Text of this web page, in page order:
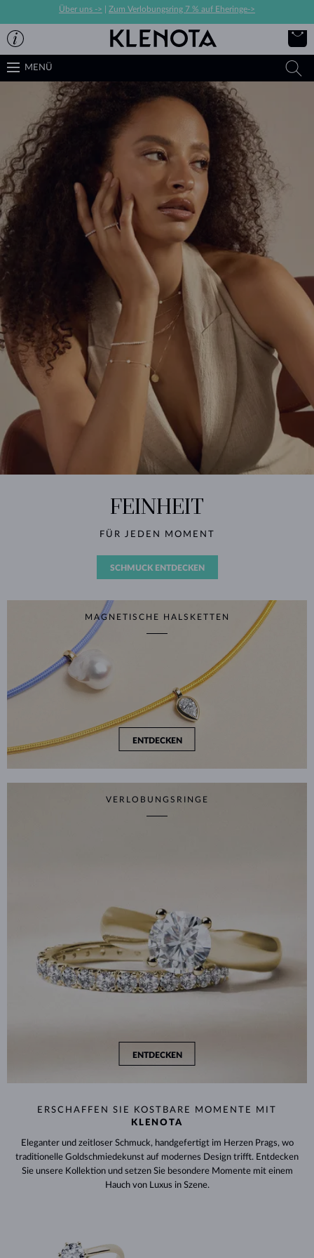
Über uns -> Zum Verlobungsring 7 % auf Eheringe->
MENÜ
FEINHEIT
FÜR JEDEN MOMENT
SCHMUCK ENTDECKEN
MAGNETISCHE HALSKETTEN
ENTDECKEN
VERLOBUNGSRINGE
ENTDECKEN
ERSCHAFFEN SIE KOSTBARE MOMENTE MIT
KLENOTA
Eleganter und zeitloser Schmuck, handgefertigt im Herzen Prags, wo
traditionelle Goldschmiedekunst auf modernes Design trifft. Entdecken
Sie unsere Kollektion und setzen Sie besondere Momente mit einem
Hauch von Luxus in Szene.